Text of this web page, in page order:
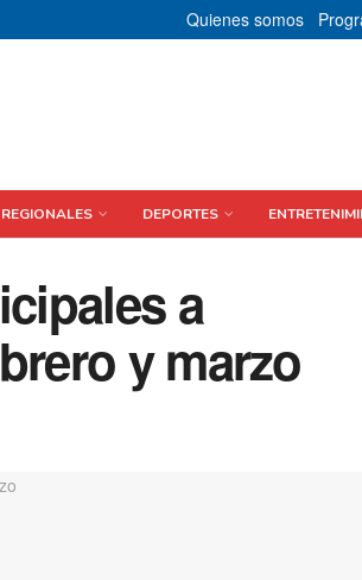
Quienes somos
REGIONALES DEPORTES
a
y marzo